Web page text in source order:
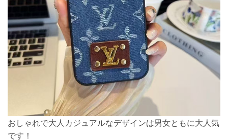
おしゃれで大人カジュアルなデザインは男女ともに大人気
です！